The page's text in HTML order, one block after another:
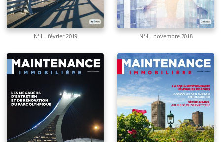
N°1 - février 2019 N°4 - novembre 2018